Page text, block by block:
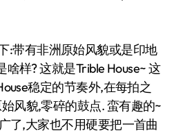
:带有非洲原始风貌或是印地
样? 这就是Trible House~ 这
稳定的节奏外,在每拍之
风貌,零碎的鼓点. 蛮有趣的~
了,大家也不用硬要把一首曲